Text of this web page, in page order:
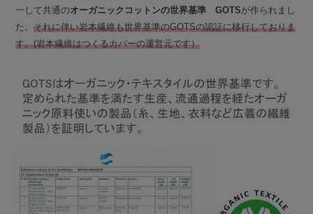
一して共通のオーガニックコットンの世界基準 GOTSが作られまし
た。それに伴い岩本繊維も世界基準のGOTSの認証に移行しておりま
す。(岩本繊維はつくるカバーの運営元です）